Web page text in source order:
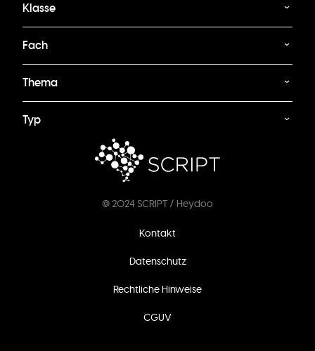
Klasse
Fach
Thema
Typ
@ 2024 SCRIPT / Heydoo
Kontakt
Datenschutz
Rechtliche Hinweise
CGUV